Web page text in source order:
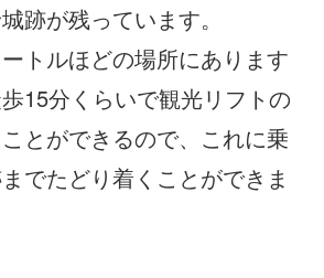
跡が残っています。
トルほどの場所にあります
15分くらいで観光リフトの
とができるので、これに乗
でたどり着くことができま